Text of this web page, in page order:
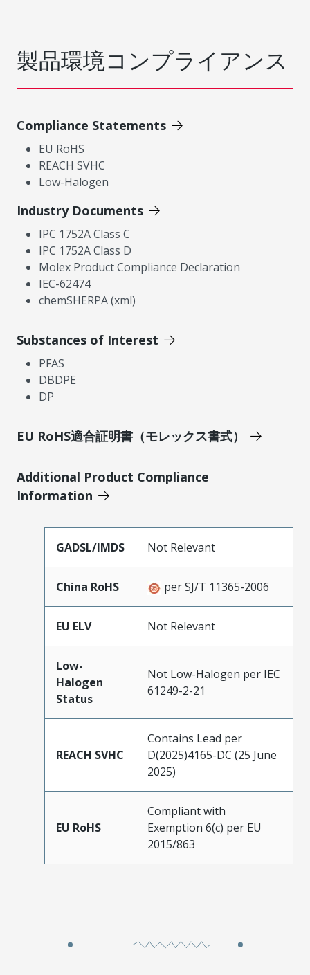
製品環境コンプライアンス
Compliance Statements
EU RoHS
REACH SVHC
Low-Halogen
Industry Documents
IPC 1752A Class C
IPC 1752A Class D
Molex Product Compliance Declaration
IEC-62474
chemSHERPA (xml)
Substances of Interest
PFAS
DBDPE
DP
EU RoHS適合証明書（モレックス書式）
Additional Product Compliance
Information
GADSL/IMDS Not Relevant
China RoHS per SJ/T 11365-2006
EU ELV Not Relevant
Low-
Halogen
Status
Not Low-Halogen per IEC
61249-2-21
REACH SVHC
Contains Lead per
D(2025)4165-DC (25 June
2025)
EU RoHS
Compliant with
Exemption 6(c) per EU
2015/863